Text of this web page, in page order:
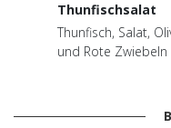
Thunfischsalat
Thunfisch, Salat,
und Rote Zwiebeln